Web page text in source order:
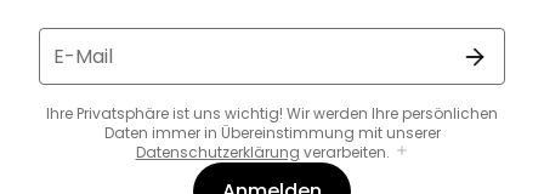
E-Mail
Ihre Privatsphäre ist uns wichtig! Wir werden Ihre persönlichen
Daten immer in Übereinstimmung mit unserer
Datenschutzerklärung verarbeiten.